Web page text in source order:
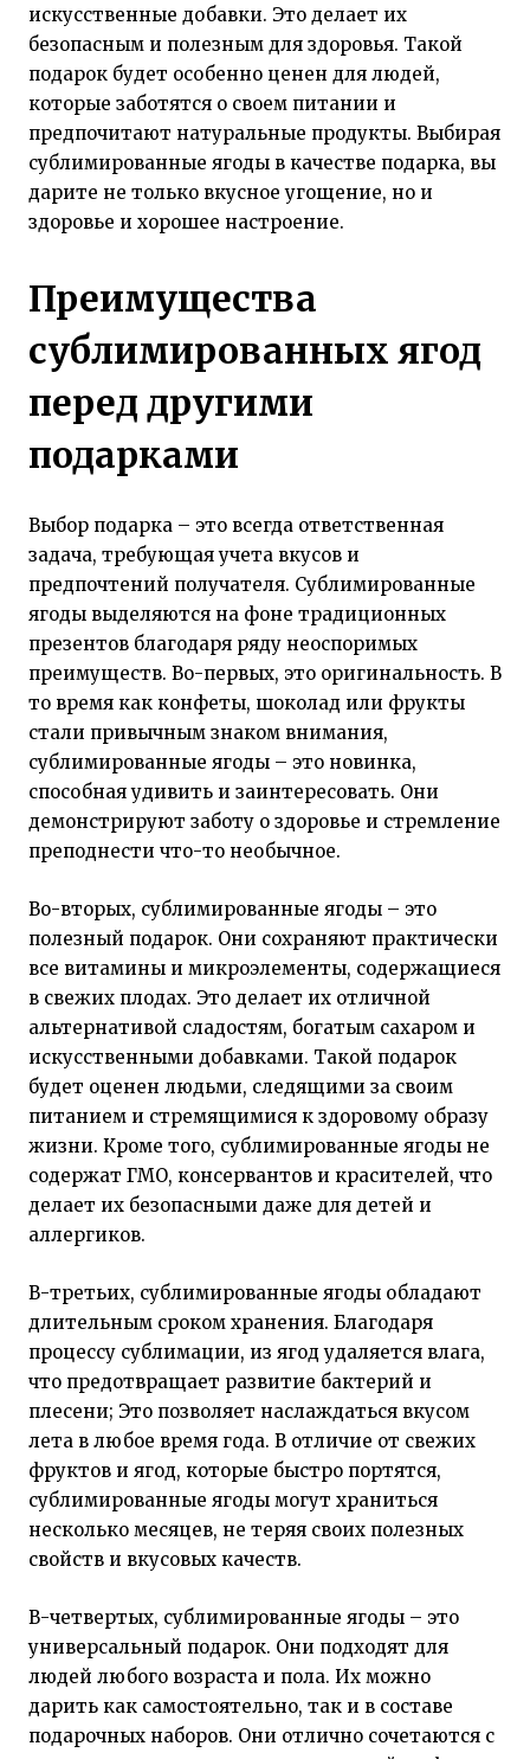
искусственные добавки. Это делает их
безопасным и полезным для здоровья. Такой
подарок будет особенно ценен для людей,
которые заботятся о своем питании и
предпочитают натуральные продукты. Выбирая
сублимированные ягоды в качестве подарка, вы
дарите не только вкусное угощение, но и
здоровье и хорошее настроение.
Преимущества
сублимированных ягод
перед другими
подарками
Выбор подарка – это всегда ответственная
задача, требующая учета вкусов и
предпочтений получателя. Сублимированные
ягоды выделяются на фоне традиционных
презентов благодаря ряду неоспоримых
преимуществ. Во-первых, это оригинальность. В
то время как конфеты, шоколад или фрукты
стали привычным знаком внимания,
сублимированные ягоды – это новинка,
способная удивить и заинтересовать. Они
демонстрируют заботу о здоровье и стремление
преподнести что-то необычное.
Во-вторых, сублимированные ягоды – это
полезный подарок. Они сохраняют практически
все витамины и микроэлементы, содержащиеся
в свежих плодах. Это делает их отличной
альтернативой сладостям, богатым сахаром и
искусственными добавками. Такой подарок
будет оценен людьми, следящими за своим
питанием и стремящимися к здоровому образу
жизни. Кроме того, сублимированные ягоды не
содержат ГМО, консервантов и красителей, что
делает их безопасными даже для детей и
аллергиков.
В-третьих, сублимированные ягоды обладают
длительным сроком хранения. Благодаря
процессу сублимации, из ягод удаляется влага,
что предотвращает развитие бактерий и
плесени; Это позволяет наслаждаться вкусом
лета в любое время года. В отличие от свежих
фруктов и ягод, которые быстро портятся,
сублимированные ягоды могут храниться
несколько месяцев, не теряя своих полезных
свойств и вкусовых качеств.
В-четвертых, сублимированные ягоды – это
универсальный подарок. Они подходят для
людей любого возраста и пола. Их можно
дарить как самостоятельно, так и в составе
подарочных наборов. Они отлично сочетаются с